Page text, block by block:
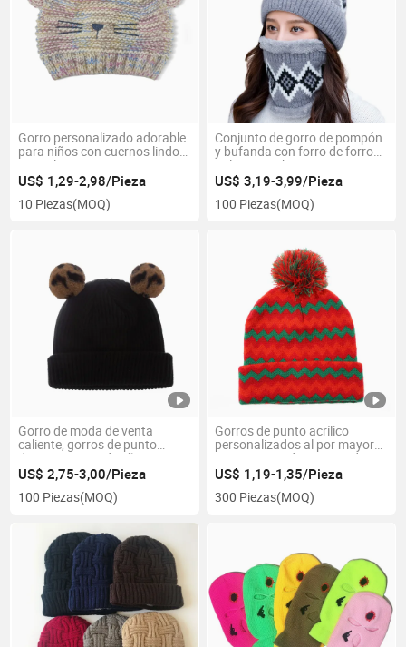
Gorro personalizado adorable
para niños con cuernos lindos
para el invierno
US$ 1,29-2,98/Pieza
10 Piezas(MOQ)
Conjunto de gorro de pompón
y bufanda con forro de forro
polar para chicas
adolescentes y mujeres
US$ 3,19-3,99/Pieza
100 Piezas(MOQ)
Gorro de moda de venta
caliente, gorros de punto
deportivos con diseño
cortado, gorros
personalizados de invierno
para mujeres
US$ 2,75-3,00/Pieza
100 Piezas(MOQ)
Gorros de punto acrílico
personalizados al por mayor
100% gorros de invierno de
moda cortos para mujeres
US$ 1,19-1,35/Pieza
300 Piezas(MOQ)